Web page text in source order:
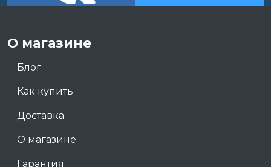
О магазине
Блог
Как купить
Доставка
О магазине
Гарантия